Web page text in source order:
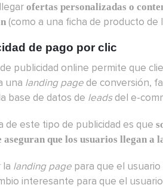
ofertas personalizadas o
(como a una ficha de producto de
de pago por clic
publicidad online permite que
una landing page de conversión,
base de datos de leadsdel e-
de este tipo de publicidad es que
aseguran que los usuarios llegan a
la landing page para que el
interesante para que el